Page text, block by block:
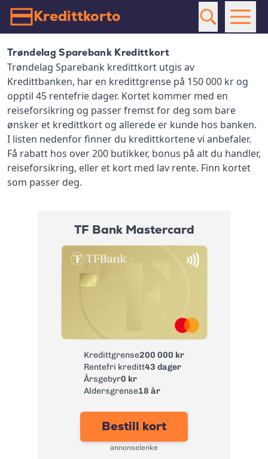
Kredittkorto
Trøndelag Sparebank Kredittkort
Trøndelag Sparebank kredittkort utgis av
Kredittbanken, har en kredittgrense på 150 000 kr og
opptil 45 rentefrie dager. Kortet kommer med en
reiseforsikring og passer fremst for deg som bare
ønsker et kredittkort og allerede er kunde hos banken.
I listen nedenfor finner du kredittkortene vi anbefaler.
Få rabatt hos over 200 butikker, bonus på alt du handler,
reiseforsikring, eller et kort med lav rente. Finn kortet
som passer deg.
TF Bank Mastercard
Kredittgrense200 000 kr
Rentefri kreditt43 dager
Årsgebyr0 kr
Aldersgrense18 år
Bestill kort
annonselenke